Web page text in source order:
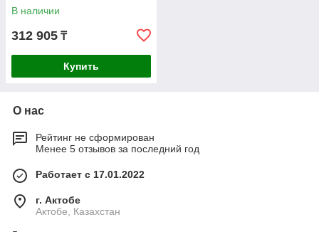
В наличии
312 905 ₸
Купить
О нас
Рейтинг не сформирован
Менее 5 отзывов за последний год
Работает с 17.01.2022
г. Актобе
Актобе, Казахстан